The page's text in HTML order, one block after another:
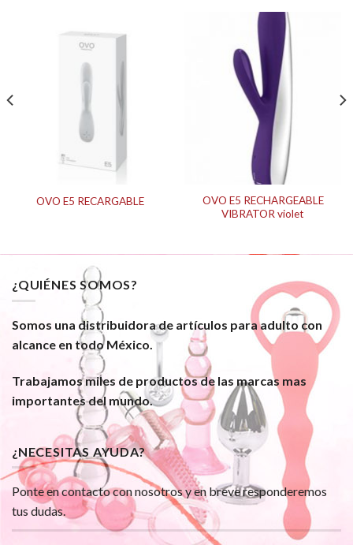
OVO E5 RECARGABLE
OVO E5 RECHARGEABLE
VIBRATOR violet
¿QUIÉNES SOMOS?
Somos una distribuidora de artículos para adulto con
alcance en todo México.
Trabajamos miles de productos de las marcas mas
importantes del mundo.
¿NECESITAS AYUDA?
Ponte en contacto con nosotros y en breve responderemos
tus dudas.